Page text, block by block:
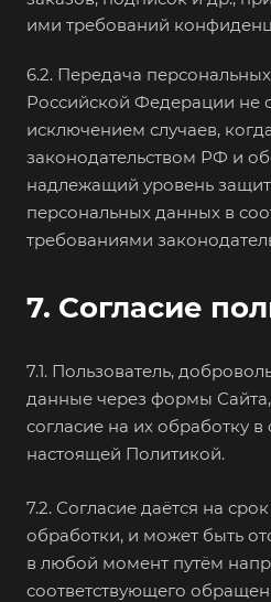
ими требований
6.2. Передача
Российской Федерации не
исключением случаев,
законодательством РФ и
надлежащий уровень
персональных данных в
требованиями
7. Согласие
7.1. Пользователь,
данные через формы
согласие на их обработку в
настоящей Политикой.
7.2. Согласие даётся на
обработки, и может быть
в любой момент путём
соответствующего